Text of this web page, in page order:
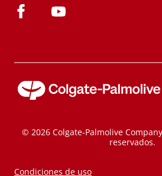
© 2026 Colgate-Palmolive
reservados.
Condiciones de uso